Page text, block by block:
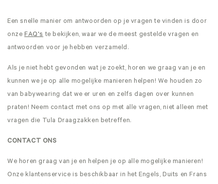
Een snelle manier om antwoorden op je vragen te vinden is door
onze FAQ's te bekijken, waar we de meest gestelde vragen en
antwoorden voor je hebben verzameld.
Als je niet hebt gevonden wat je zoekt, horen we graag van je en
kunnen we je op alle mogelijke manieren helpen! We houden zo
van babywearing dat we er uren en zelfs dagen over kunnen
praten! Neem contact met ons op met alle vragen, niet alleen met
vragen die Tula Draagzakken betreffen.
CONTACT ONS
We horen graag van je en helpen je op alle mogelijke manieren!
Onze klantenservice is beschikbaar in het Engels, Duits en Frans